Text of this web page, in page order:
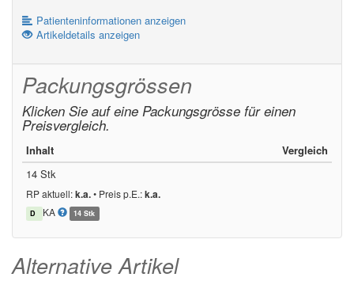
Patienteninformationen anzeigen
Artikeldetails anzeigen
Packungsgrössen
Klicken Sie auf eine Packungsgrösse für einen
Preisvergleich.
Inhalt
Vergleich
14 Stk
RP aktuell:k.a.• Preis p.E.:k.a.
D KA 14 Stk
Alternative Artikel